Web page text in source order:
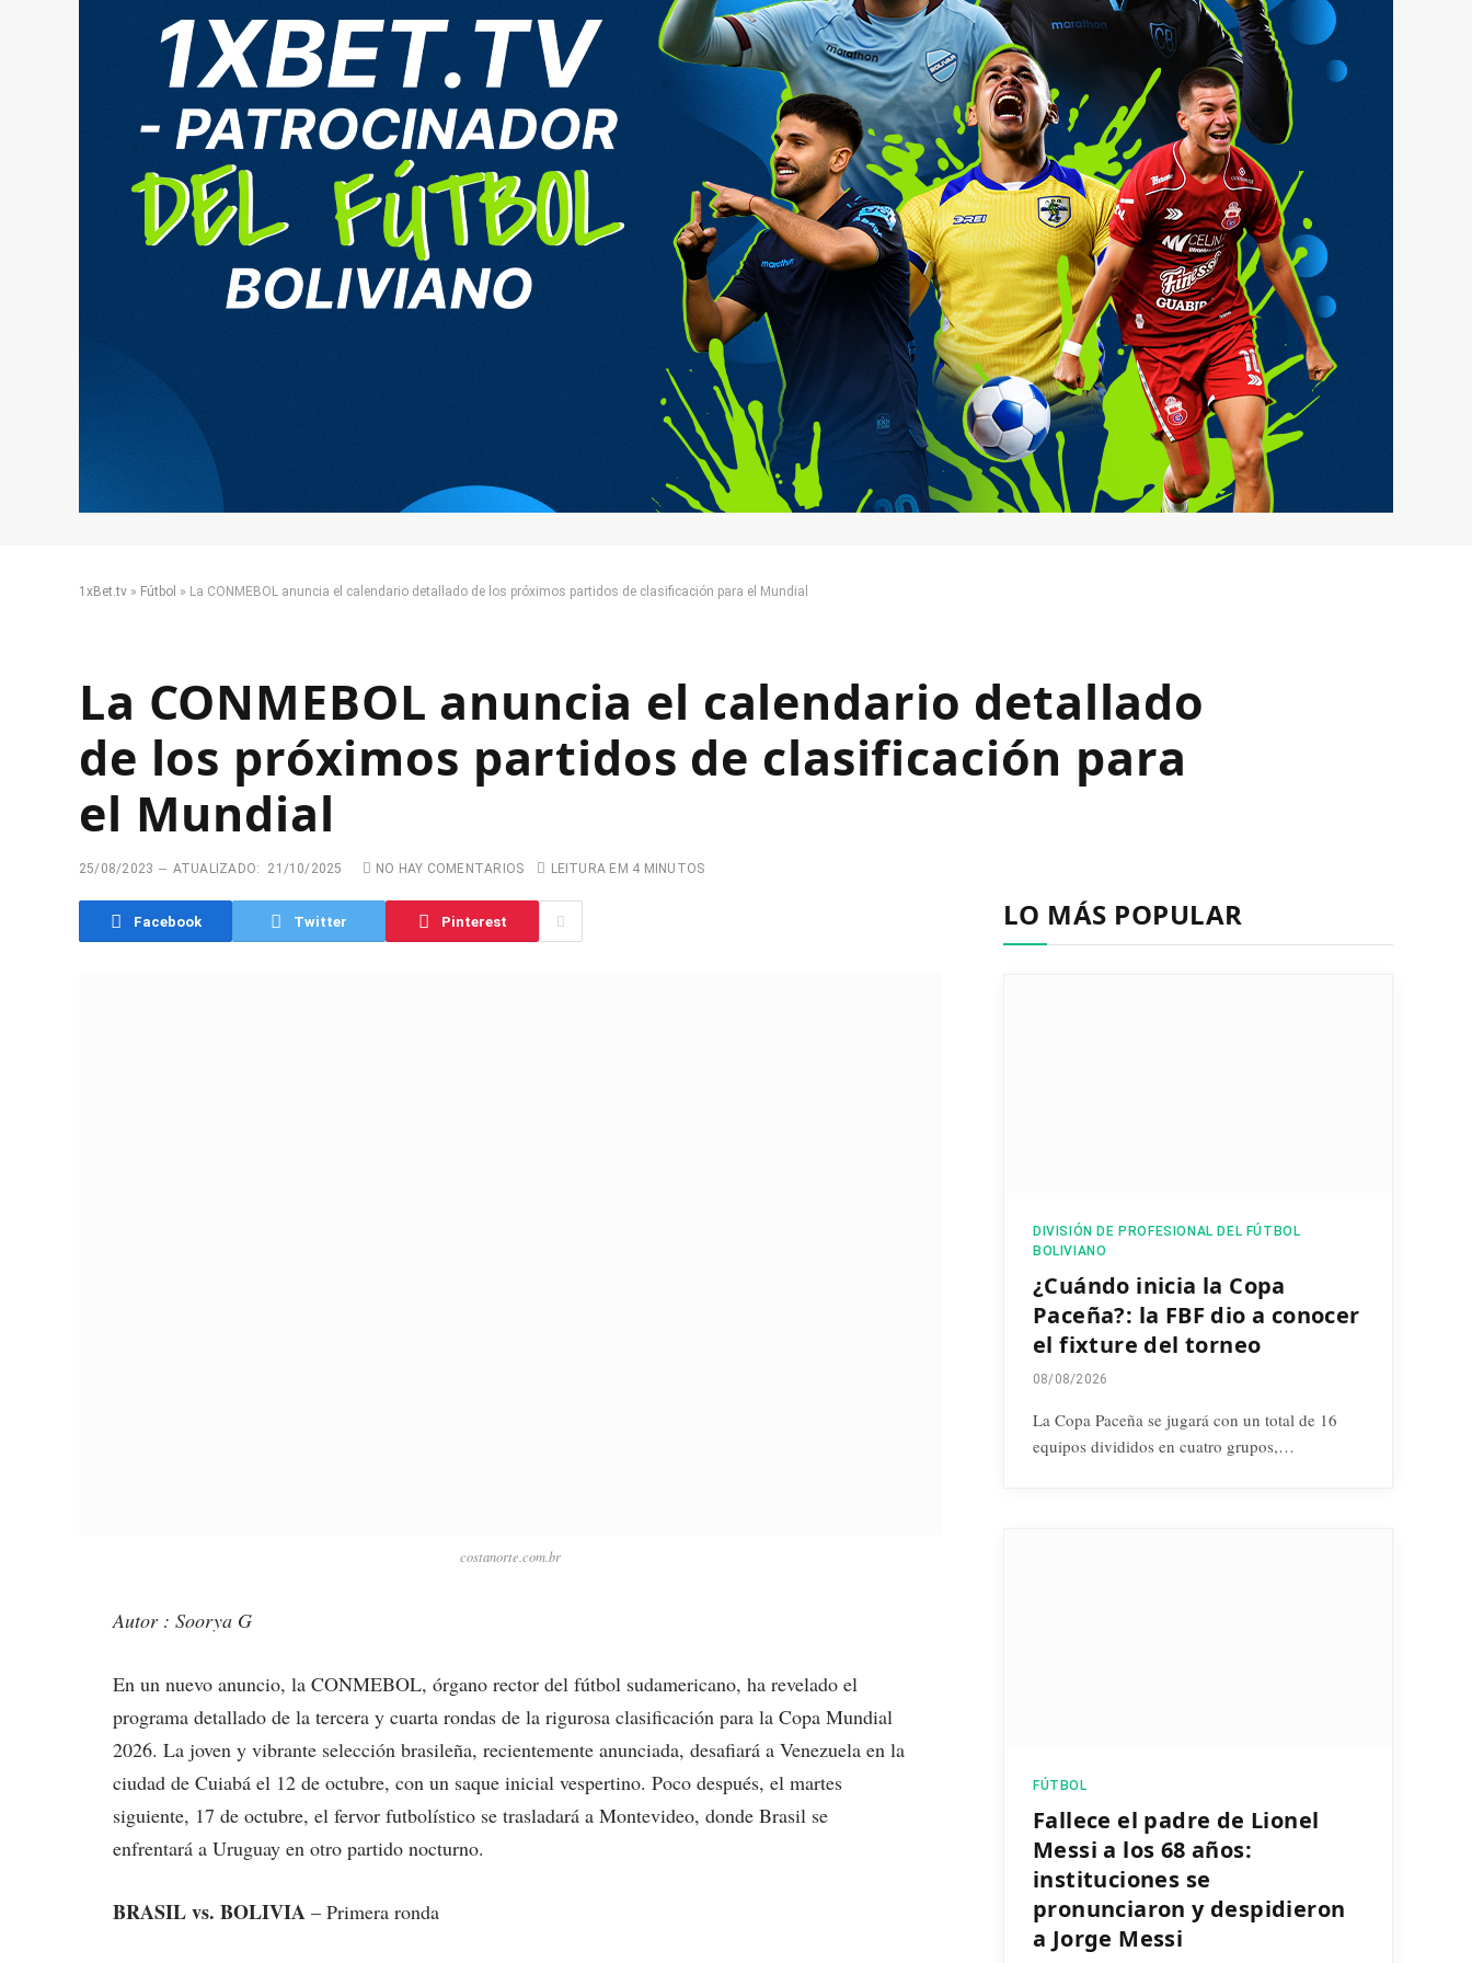
1xBet.tv » Fútbol » La CONMEBOL anuncia el calendario detallado de los próximos partidos de clasificación para el Mundial
La CONMEBOL anuncia el calendario detallado
de los próximos partidos de clasificación para
el Mundial
25/08/2023 ATUALIZADO: 21/10/2025 NO HAY COMENTARIOS LEITURA EM 4 MINUTOS
Facebook Twitter Pinterest
costanorte.com.br
Autor : Soorya G
En un nuevo anuncio, la CONMEBOL, órgano rector del fútbol sudamericano, ha revelado el
programa detallado de la tercera y cuarta rondas de la rigurosa clasificación para la Copa Mundial
2026. La joven y vibrante selección brasileña, recientemente anunciada, desafiará a Venezuela en la
ciudad de Cuiabá el 12 de octubre, con un saque inicial vespertino. Poco después, el martes
siguiente, 17 de octubre, el fervor futbolístico se trasladará a Montevideo, donde Brasil se
enfrentará a Uruguay en otro partido nocturno.
BRASIL vs. BOLIVIA – Primera ronda
LO MÁS POPULAR
DIVISIÓN DE PROFESIONAL DEL FÚTBOL
BOLIVIANO
¿Cuándo inicia la Copa
Paceña?: la FBF dio a conocer
el fixture del torneo
08/08/2026
La Copa Paceña se jugará con un total de 16
equipos divididos en cuatro grupos,…
FÚTBOL
Fallece el padre de Lionel
Messi a los 68 años:
instituciones se
pronunciaron y despidieron
a Jorge Messi